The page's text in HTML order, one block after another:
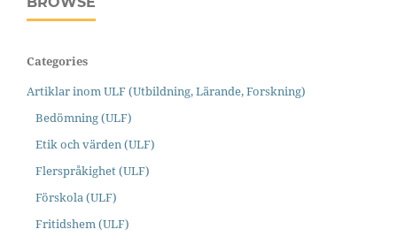
Categories
Artiklar inom ULF (Utbildning, Lärande, Forskning)
Bedömning (ULF)
Etik och värden (ULF)
Flerspråkighet (ULF)
Förskola (ULF)
Fritidshem (ULF)